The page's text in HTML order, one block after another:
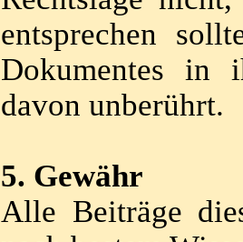
entsprechen
Dokumentes in
davon unberührt.
5. Gewähr
Alle Beiträge